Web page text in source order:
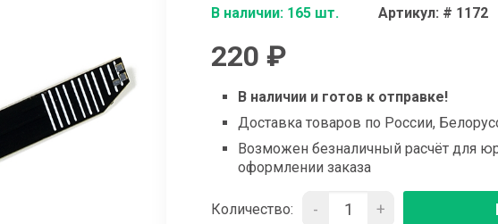
В наличии: 165 шт.
Артикул: # 1172
220 ₽
В наличии и готов к отправке!
Доставка товаров по России,
Возможен безналичный расчёт для
оформлении заказа
Количество: - +